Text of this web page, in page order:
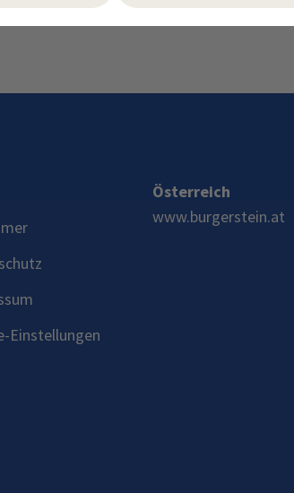
Einstellungen
Österreich
www.burgerstein.at